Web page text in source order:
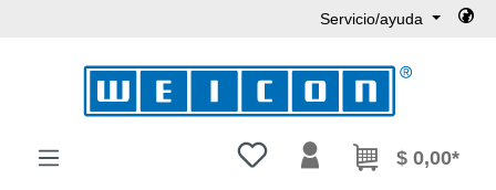
Servicio/ayuda
Tienes 0 artículos en tu lista de
$ 0,00*